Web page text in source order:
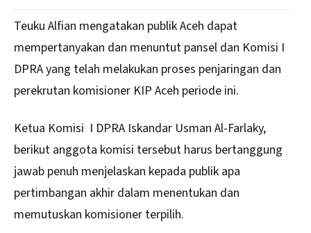
Teuku Alfian mengatakan publik Aceh dapat
mempertanyakan dan menuntut pansel dan Komisi I
DPRA yang telah melakukan proses penjaringan dan
perekrutan komisioner KIP Aceh periode ini.
Ketua Komisi I DPRA Iskandar Usman Al-Farlaky,
berikut anggota komisi tersebut harus bertanggung
jawab penuh menjelaskan kepada publik apa
pertimbangan akhir dalam menentukan dan
memutuskan komisioner terpilih.